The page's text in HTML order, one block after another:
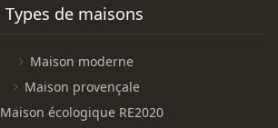
Types de maisons
Maison moderne
Maison provençale
Maison écologique RE2020